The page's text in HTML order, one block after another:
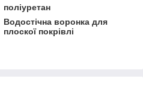
поліуретан
Водостічна воронка для
плоскої покрівлі